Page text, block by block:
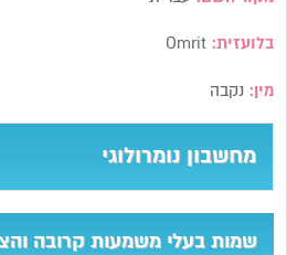
בלועזית: Omrit
מין: נקבה
מחשבון נומרולוגי
שמות בעלי משמעות קרובה